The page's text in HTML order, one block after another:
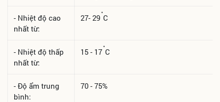
- Nhiệt độ cao
nhất từ:
27- 29°C
- Nhiệt độ thấp
nhất từ:
15 - 17°C
- Độ ẩm trung
bình:
70 - 75%